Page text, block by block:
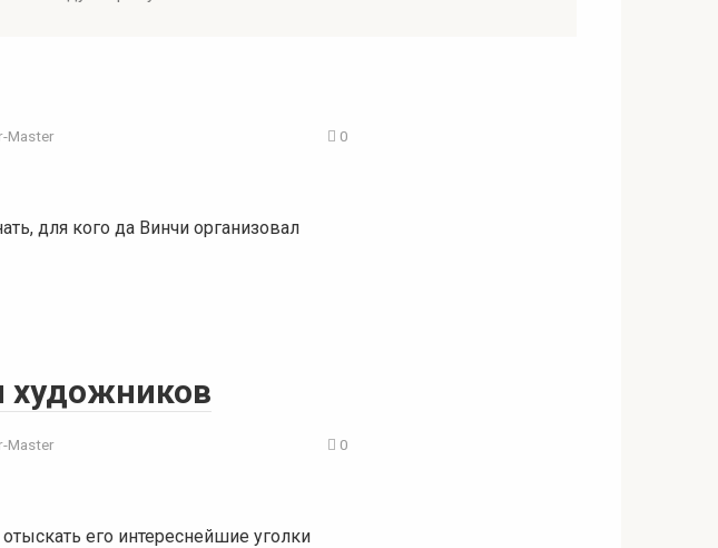
Master 0
для кого да Винчи организовал
художников
Master 0
его интереснейшие уголки